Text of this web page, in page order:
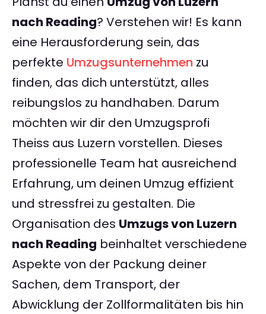
nach Reading? Verstehen wir! Es kann
eine Herausforderung sein, das
perfekte Umzugsunternehmen zu
finden, das dich unterstützt, alles
reibungslos zu handhaben. Darum
möchten wir dir den Umzugsprofi
Theiss aus Luzern vorstellen. Dieses
professionelle Team hat ausreichend
Erfahrung, um deinen Umzug effizient
und stressfrei zu gestalten. Die
Organisation des Umzugs von Luzern
nach Reading beinhaltet verschiedene
Aspekte von der Packung deiner
Sachen, dem Transport, der
Abwicklung der Zollformalitäten bis hin